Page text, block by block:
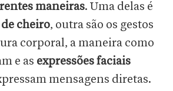
maneiras. Uma delas é
cheiro, outra são os gestos
corporal, a maneira como
e as expressões faciais
mensagens diretas.